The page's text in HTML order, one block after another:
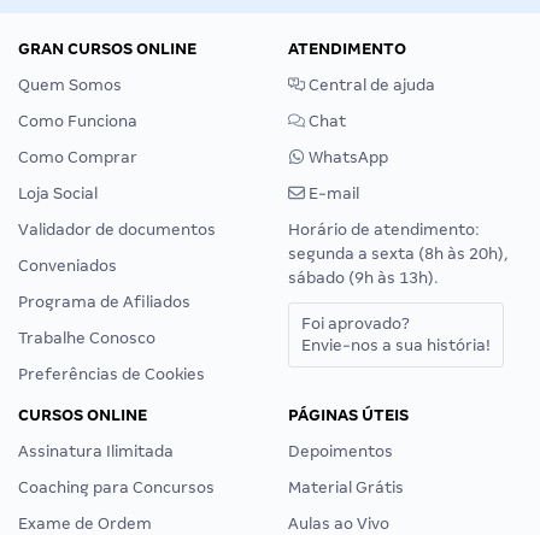
GRAN CURSOS ONLINE
Quem Somos
Como Funciona
Como Comprar
Loja Social
Validador de documentos
Conveniados
Programa de Afiliados
Trabalhe Conosco
Preferências de Cookies
ATENDIMENTO
Central de ajuda
Chat
WhatsApp
E-mail
Horário de atendimento:
segunda a sexta (8h às 20h),
sábado (9h às 13h).
Foi aprovado?
Envie-nos a sua história!
CURSOS ONLINE
Assinatura Ilimitada
Coaching para Concursos
Exame de Ordem
PÁGINAS ÚTEIS
Depoimentos
Material Grátis
Aulas ao Vivo